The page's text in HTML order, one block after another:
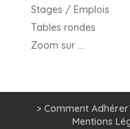
Stages / Emplois
Tables rondes
Zoom sur …
> Comment
Mentions